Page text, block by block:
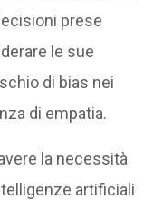
prese
le sue
di bias nei
di empatia.
la necessità
artificiali